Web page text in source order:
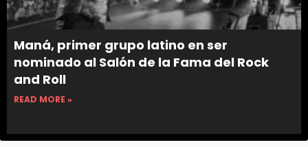
Maná, primer grupo latino en ser
nominado al Salón de la Fama del Rock
and Roll
READ MORE »